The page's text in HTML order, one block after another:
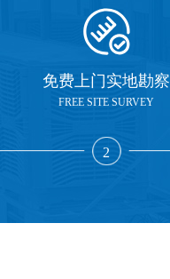
免费上门实地勘察
FREE SITE SURVEY
2